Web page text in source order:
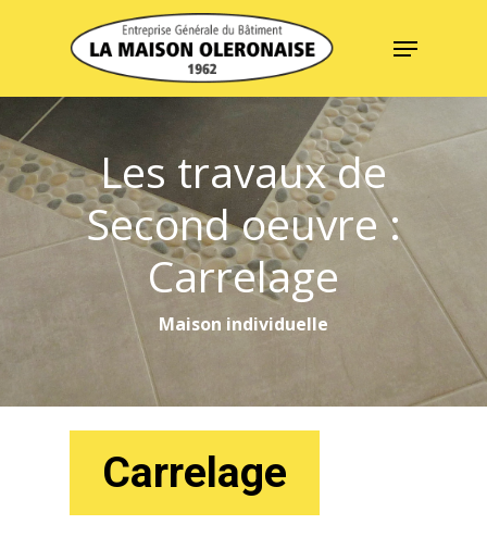
content
Menu
Les travaux de
Second oeuvre :
Carrelage
Maison individuelle
Carrelage